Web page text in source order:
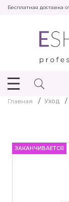
Бесплатная доставка
Главная Уход
ЗАКАНЧИВАЕТСЯ